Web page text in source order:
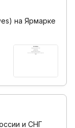
на Ярмарке
и СНГ